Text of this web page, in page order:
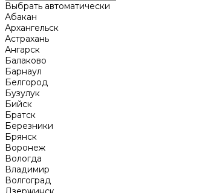
Выбрать автоматически
Абакан
Архангельск
Астрахань
Ангарск
Балаково
Барнаул
Белгород
Бузулук
Бийск
Братск
Березники
Брянск
Воронеж
Вологда
Владимир
Волгоград